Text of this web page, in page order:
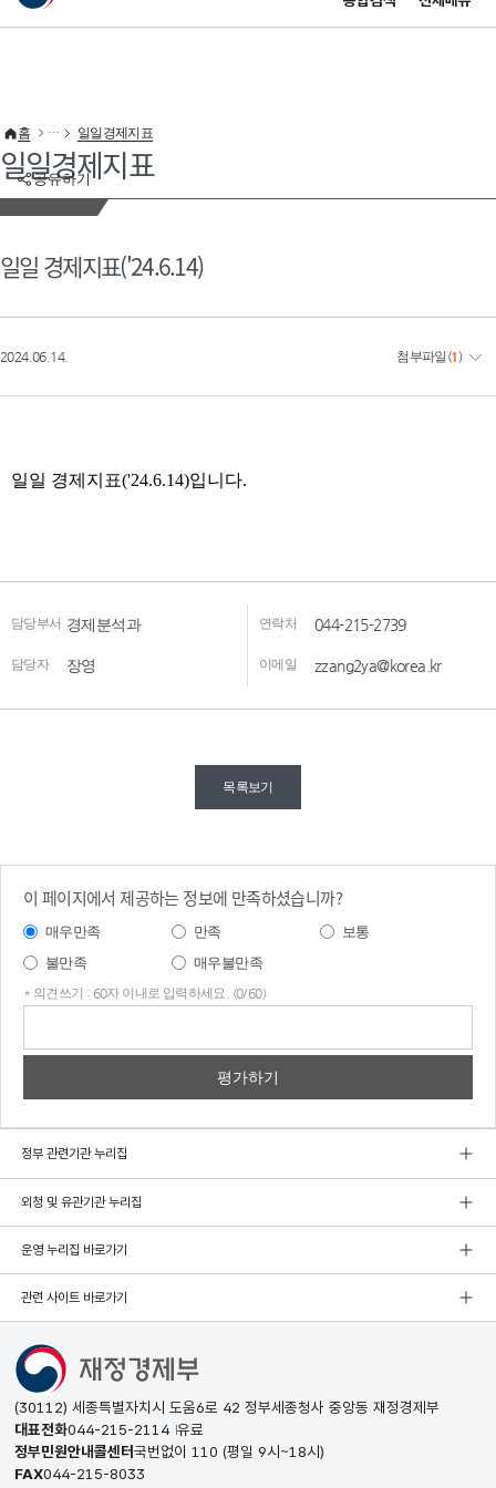
이 누리집은 대한민국 공식 전자정부 누리집입니다.
공유하기
홈 일일경제지표
일일경제지표
일일 경제지표('24.6.14)
2024.06.14. 첨부파일 (1)
담당부서 경제분석과 연락처 044-215-2739
담당자 장영 이메일 zzang2ya@korea.kr
목록보기
이 페이지에서 제공하는 정보에 만족하셨습니까?
매우만족 만족
보통
불만족
매우불만족
* 의견쓰기 : 60자 이내로 입력하세요. (0/60)
정부 관련기관 누리집
외청 및 유관기관 누리집
운영 누리집 바로가기
관련 사이트 바로가기
(30112) 세종특별자치시 도움6로 42 정부세종청사 중앙동 재정경제부
대표전화044-215-2114 유료
정부민원안내콜센터국번없이 110 (평일 9시~18시)
FAX044-215-8033